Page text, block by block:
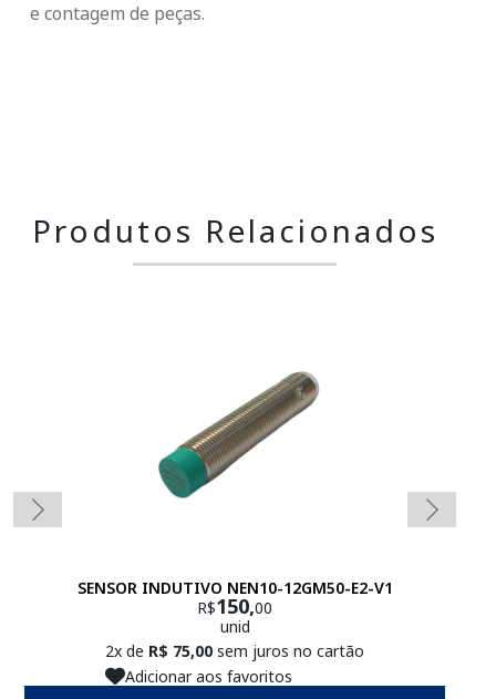
e contagem de peças.
Produtos Relacionados
SENSOR INDUTIVO NEN10-12GM50-E2-V1
R$150,00
unid
2x de R$ 75,00 sem juros no cartão
Adicionar aos favoritos